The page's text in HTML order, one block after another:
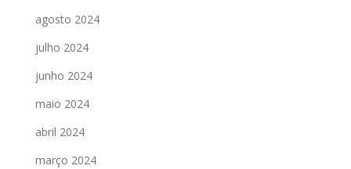
agosto 2024
julho 2024
junho 2024
maio 2024
abril 2024
março 2024